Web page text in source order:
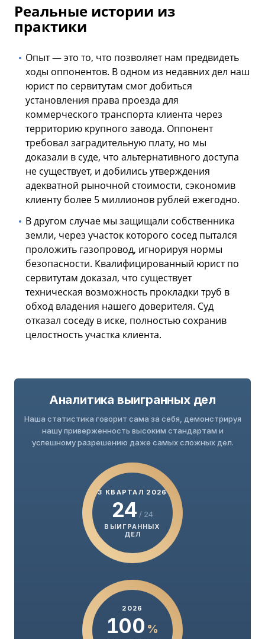
Реальные истории из
практики
Опыт — это то, что позволяет нам предвидеть
ходы оппонентов. В одном из недавних дел наш
юрист по сервитутам смог добиться
установления права проезда для
коммерческого транспорта клиента через
территорию крупного завода. Оппонент
требовал заградительную плату, но мы
доказали в суде, что альтернативного доступа
не существует, и добились утверждения
адекватной рыночной стоимости, сэкономив
клиенту более 5 миллионов рублей ежегодно.
В другом случае мы защищали собственника
земли, через участок которого сосед пытался
проложить газопровод, игнорируя нормы
безопасности. Квалифицированный юрист по
сервитутам доказал, что существует
техническая возможность прокладки труб в
обход владения нашего доверителя. Суд
отказал соседу в иске, полностью сохранив
целостность участка клиента.
Аналитика выигранных дел
Наша статистика говорит сама за себя, демонстрируя
нашу приверженность высоким стандартам и
успешному разрешению даже самых сложных дел.
3 КВАРТАЛ 2026
24 / 24
ВЫИГРАННЫХ
ДЕЛ
2026
100 %